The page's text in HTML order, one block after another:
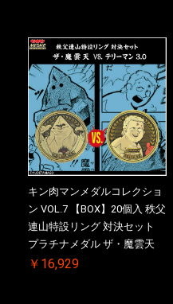
2026/10/30 一斉出荷予定
キン肉マンメダルコレクショ
ン VOL.7 【BOX】20個入 秩父
連山特設リング 対決セット
プラチナメダル ザ・魔雲天
VS. テリーマン 3.0 ケース付
￥16,929